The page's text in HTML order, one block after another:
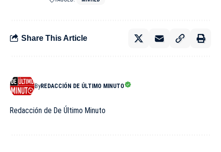
Share This Article
ByREDACCIÓN DE ÚLTIMO MINUTO
Redacción de De Último Minuto